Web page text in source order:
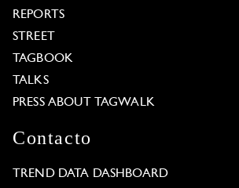
REPORTS
STREET
TAGBOOK
TALKS
PRESS ABOUT TAGWALK
Contacto
TREND DATA DASHBOARD